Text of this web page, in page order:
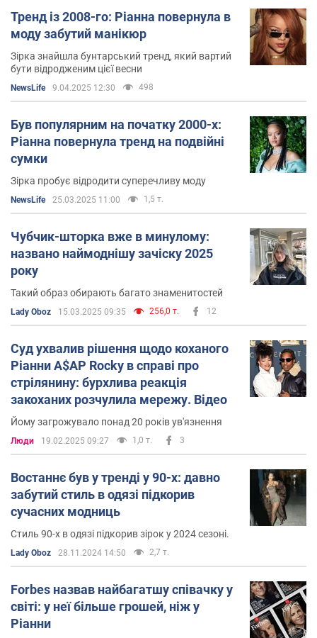
Тренд із 2008-го: Ріанна повернула в
моду забутий манікюр
Зірка знайшла бунтарський тренд, який вартий
бути відродженим цієї весни
NewsLife 9.04.2025 12:30 498
Був популярним на початку 2000-х:
Ріанна повернула тренд на подвійні
сумки
Зірка пробує відродити суперечливу моду
NewsLife 25.03.2025 11:00 1,5 т.
Чубчик-шторка вже в минулому:
названо наймоднішу зачіску 2025
року
Такий образ обирають багато знаменитостей
Lady Oboz 15.03.2025 09:35 256,0 т. 12
Суд ухвалив рішення щодо коханого
Ріанни A$AP Rocky в справі про
стрілянину: бурхлива реакція
закоханих розчулила мережу. Відео
Йому загрожувало понад 20 років ув'язнення
Люди 19.02.2025 09:27 1,0 т. 3
Востаннє був у тренді у 90-х: давно
забутий стиль в одязі підкорив
сучасних модниць
Стиль 90-х в одязі підкорив зірок у 2024 сезоні.
Lady Oboz 28.11.2024 14:50 2,7 т.
Forbes назвав найбагатшу співачку у
світі: у неї більше грошей, ніж у
Ріанни